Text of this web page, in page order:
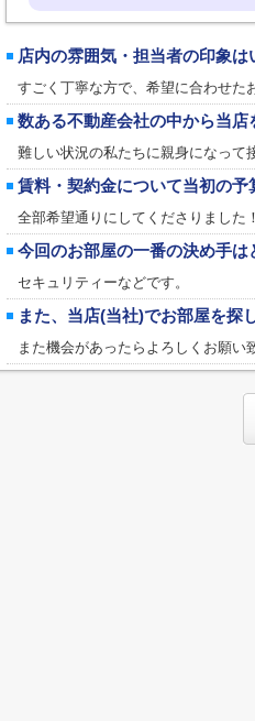
店内の雰囲気・担当者の印象は
すごく丁寧な方で、希望に合わせた
数ある不動産会社の中から当店
難しい状況の私たちに親身になって
賃料・契約金について当初の予
全部希望通りにしてくださりました
今回のお部屋の一番の決め手は
セキュリティーなどです。
また、当店(当社)でお部屋を探
また機会があったらよろしくお願い